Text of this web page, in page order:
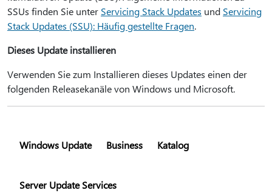
SSUs finden Sie unter Servicing Stack Updates und Servicing
Stack Updates (SSU): Häufig gestellte Fragen.
Dieses Update installieren
Verwenden Sie zum Installieren dieses Updates einen der
folgenden Releasekanäle von Windows und Microsoft.
Windows Update Business Katalog
Server Update Services